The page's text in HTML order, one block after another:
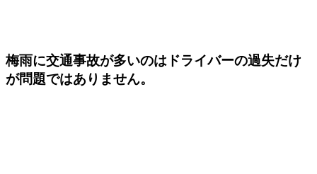
梅雨に交通事故が多いのはドライバーの過失だけ
が問題ではありません。